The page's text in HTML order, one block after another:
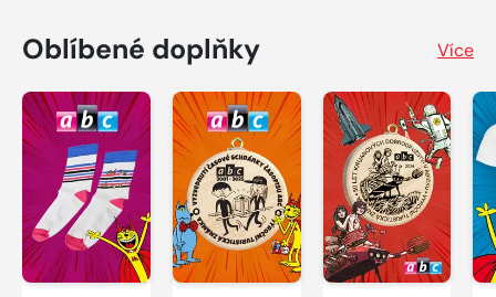
Oblíbené doplňky Více